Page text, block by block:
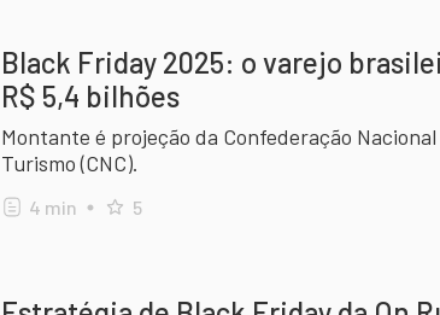
Black Friday 2025: o varejo
R$ 5,4 bilhões
Montante é projeção da Confederação
Turismo (CNC).
4 min 5